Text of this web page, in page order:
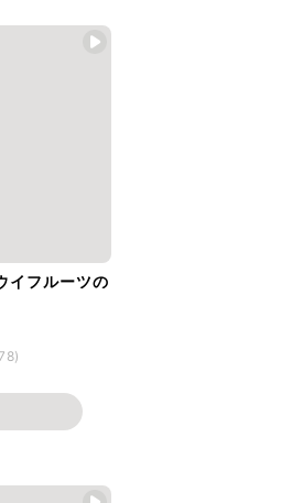
イフルーツの